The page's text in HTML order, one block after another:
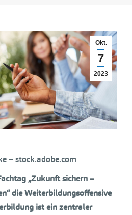
Okt.
7
2023
– stock.adobe.com
„Zukunft sichern –
die Weiterbildungsoffensive
ist ein zentraler